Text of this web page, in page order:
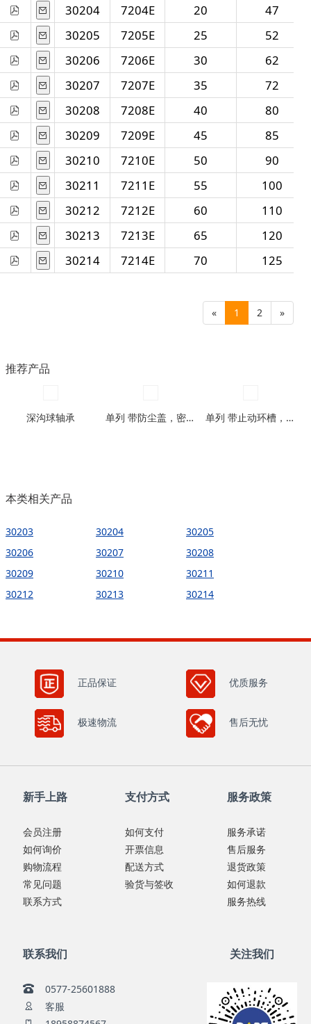
( 32.50 )mm
( 34.50 )mm
( 37.00 )mm
( 39.00 )mm
( 41.00 )mm
( 43.50 )mm
( 43.75 )mm
( 45.75 )mm
( 49.00 )mm
30204
7204E 20
47
30205
7205E 25
52
30206
7206E 30
62
30207
7207E 35
72
30208
7208E 40
80
30209
7209E 45
85
30210
7210E 50
90
30211
7211E 55
100
30212
7212E 60
110
30213
7213E 65
120
30214
7214E 70 125
« 1 2 »
推荐产品
深沟球轴承 单列 带防尘盖，密封圈型 单列 带止动环槽，带止动环槽及防尘盖型
本类相关产品
30203 30204
30205
30206
30207
30208
30209
30210
30211
30212
30213 30214
正品保证 优质服务
极速物流 售后无忧
新手上路
会员注册
如何询价
购物流程
常见问题
联系方式
支付方式
如何支付
开票信息
配送方式
验货与签收
服务政策
服务承诺
售后服务
退货政策
如何退款
服务热线
联系我们
0577-25601888
客服
关注我们